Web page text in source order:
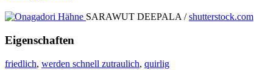
SARAWUT DEEPALA /shutterstock.com
Eigenschaften
friedlich, werden schnell zutraulich, quirlig